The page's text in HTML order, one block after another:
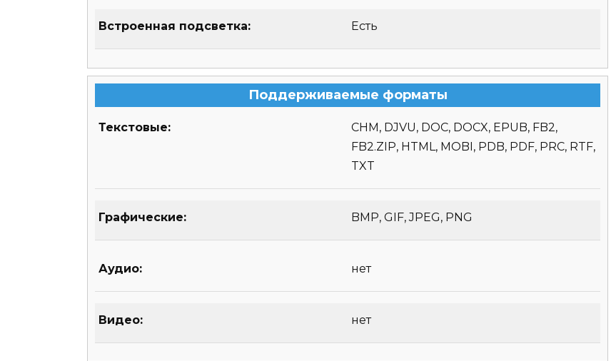
Встроенная подсветка: Есть
Поддерживаемые форматы
Текстовые:
CHM, DJVU, DOC, DOCX, EPUB, FB2,
FB2.ZIP, HTML, MOBI, PDB, PDF, PRC, RTF,
TXT
Графические: BMP, GIF, JPEG, PNG
Аудио: нет
Видео: нет